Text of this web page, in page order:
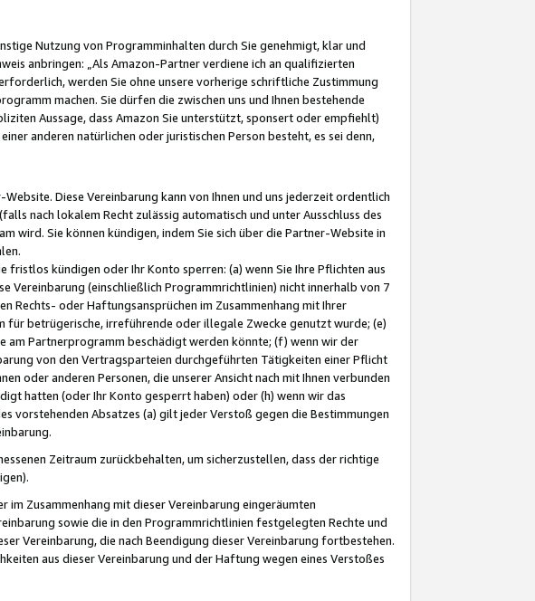
Nutzung von Programminhalten durch Sie genehmigt, klar und
anbringen: „Als Amazon-Partner verdiene ich an qualifizierten
werden Sie ohne unsere vorherige schriftliche Zustimmung
machen. Sie dürfen die zwischen uns und Ihnen bestehende
Aussage, dass Amazon Sie unterstützt, sponsert oder empfiehlt)
anderen natürlichen oder juristischen Person besteht, es sei denn,
Diese Vereinbarung kann von Ihnen und uns jederzeit ordentlich
nach lokalem Recht zulässig automatisch und unter Ausschluss des
wird. Sie können kündigen, indem Sie sich über die Partner-Website in
kündigen oder Ihr Konto sperren: (a) wenn Sie Ihre Pflichten aus
Vereinbarung (einschließlich Programmrichtlinien) nicht innerhalb von 7
Rechts- oder Haftungsansprüchen im Zusammenhang mit Ihrer
für betrügerische, irreführende oder illegale Zwecke genutzt wurde; (e)
am Partnerprogramm beschädigt werden könnte; (f) wenn wir der
von den Vertragsparteien durchgeführten Tätigkeiten einer Pflicht
oder anderen Personen, die unserer Ansicht nach mit Ihnen verbunden
hatten (oder Ihr Konto gesperrt haben) oder (h) wenn wir das
vorstehenden Absatzes (a) gilt jeder Verstoß gegen die Bestimmungen
Zeitraum zurückbehalten, um sicherzustellen, dass der richtige
im Zusammenhang mit dieser Vereinbarung eingeräumten
sowie die in den Programmrichtlinien festgelegten Rechte und
Vereinbarung, die nach Beendigung dieser Vereinbarung fortbestehen.
aus dieser Vereinbarung und der Haftung wegen eines Verstoßes